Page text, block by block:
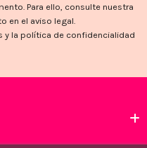
Para ello, consulte nuestra
en el aviso legal.
y la política de confidencialidad